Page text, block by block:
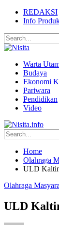
REDAKSI
Info
Warta
Budaya
Ekonomi
Pariwara
Pendidikan
Video
Home
Olahraga
ULD
Olahraga
ULD